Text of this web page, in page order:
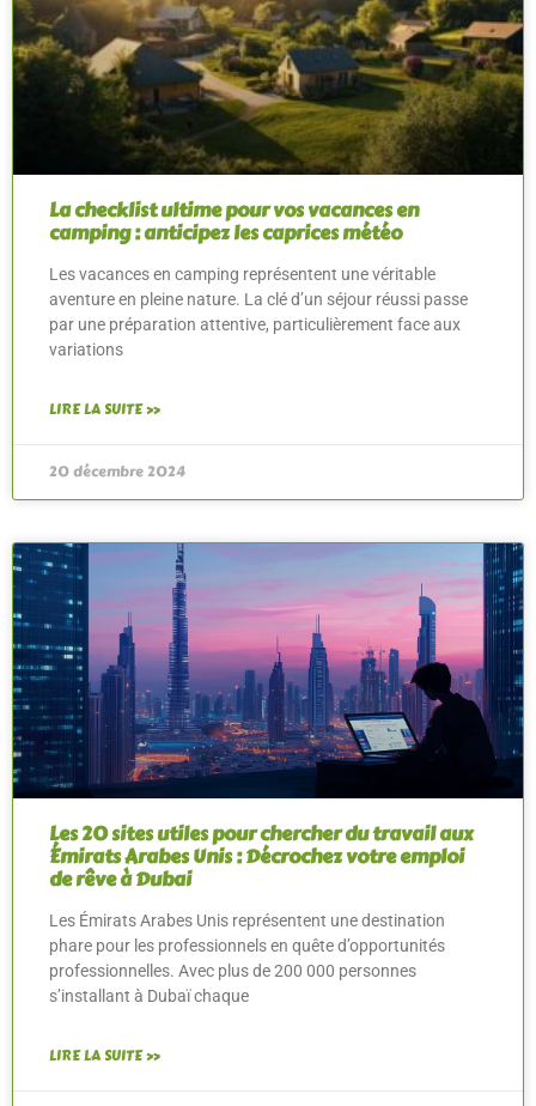
La checklist ultime pour vos vacances en
camping : anticipez les caprices météo
Les vacances en camping représentent une véritable
aventure en pleine nature. La clé d’un séjour réussi passe
par une préparation attentive, particulièrement face aux
variations
LIRE LA SUITE »
20 décembre 2024
Les 20 sites utiles pour chercher du travail aux
Émirats Arabes Unis : Décrochez votre emploi
de rêve à Dubai
Les Émirats Arabes Unis représentent une destination
phare pour les professionnels en quête d’opportunités
professionnelles. Avec plus de 200 000 personnes
s’installant à Dubaï chaque
LIRE LA SUITE »